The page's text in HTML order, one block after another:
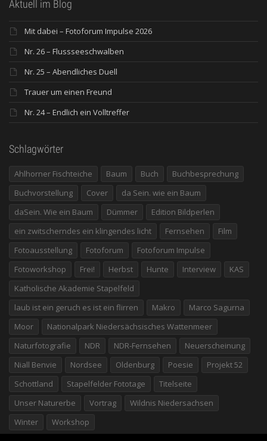
Aktuell im Blog
Mit dabei – Fotoforum Impulse 2026
Nr. 26 – Flussseeschwalben
Nr. 25 – Abendliches Duell
Trauer um einen Freund
Nr. 24 – Endlich ein Volltreffer
Schlagwörter
Ahlhorner Fischteiche Baum Buch
Buchbesprechung
Buchvorstellung
Cover
da Sein. wie ein Baum
daSein. Wie ein Baum
Dümmer
Edition Bildperlen
ein zwitscherndes ein klingendes licht
Fernsehen
Film
Fotoausstellung
Fotoforum
Fotoforum Impulse
Fotoworkshop
Frei! Herbst Hunte Interview
KAS
Katholische Akademie Stapelfeld
laub ist ein geruch es ist ein flirren
Makro
Marco Sagurna
Moor
Nationalpark Niedersächsisches Wattenmeer
Naturfotografie
NDR NDR-Fernsehen
Neuerscheinung
Niall Benvie
Nordsee Oldenburg Poesie
Projekt 52
Schottland
Stapelfelder Fototage
Titelseite
Unser Naturerbe
Vortrag
Wildnis Niedersachsen
Winter
Workshop